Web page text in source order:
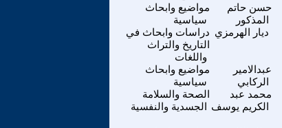
مواضيع وابحاث
سياسية
حسن حاتم
المذكور
دراسات وابحاث في
التاريخ والتراث
واللغات
ديار الهرمزي
مواضيع وابحاث
سياسية
عبدالامير
الركابي
الصحة والسلامة
الجسدية والنفسية
محمد عبد
الكريم يوسف